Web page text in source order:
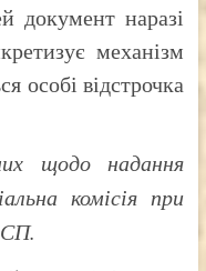
наразі
механізм
особі відстрочка
щодо надання
комісія при